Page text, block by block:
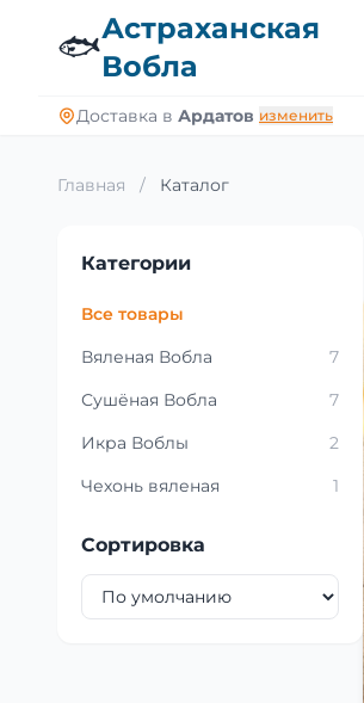
🐟Астраханская
Вобла
Доставка в Ардатов изменить
Главная / Каталог
Категории
Все товары
Вяленая Вобла
7
Сушёная Вобла
7
Икра Воблы
2
Чехонь вяленая
1
Сортировка